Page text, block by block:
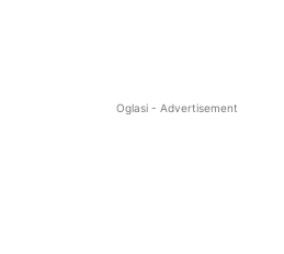
Oglasi - Advertisement